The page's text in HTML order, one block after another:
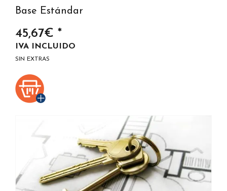
Base Estándar
45,67€ *
IVA INCLUIDO
SIN EXTRAS